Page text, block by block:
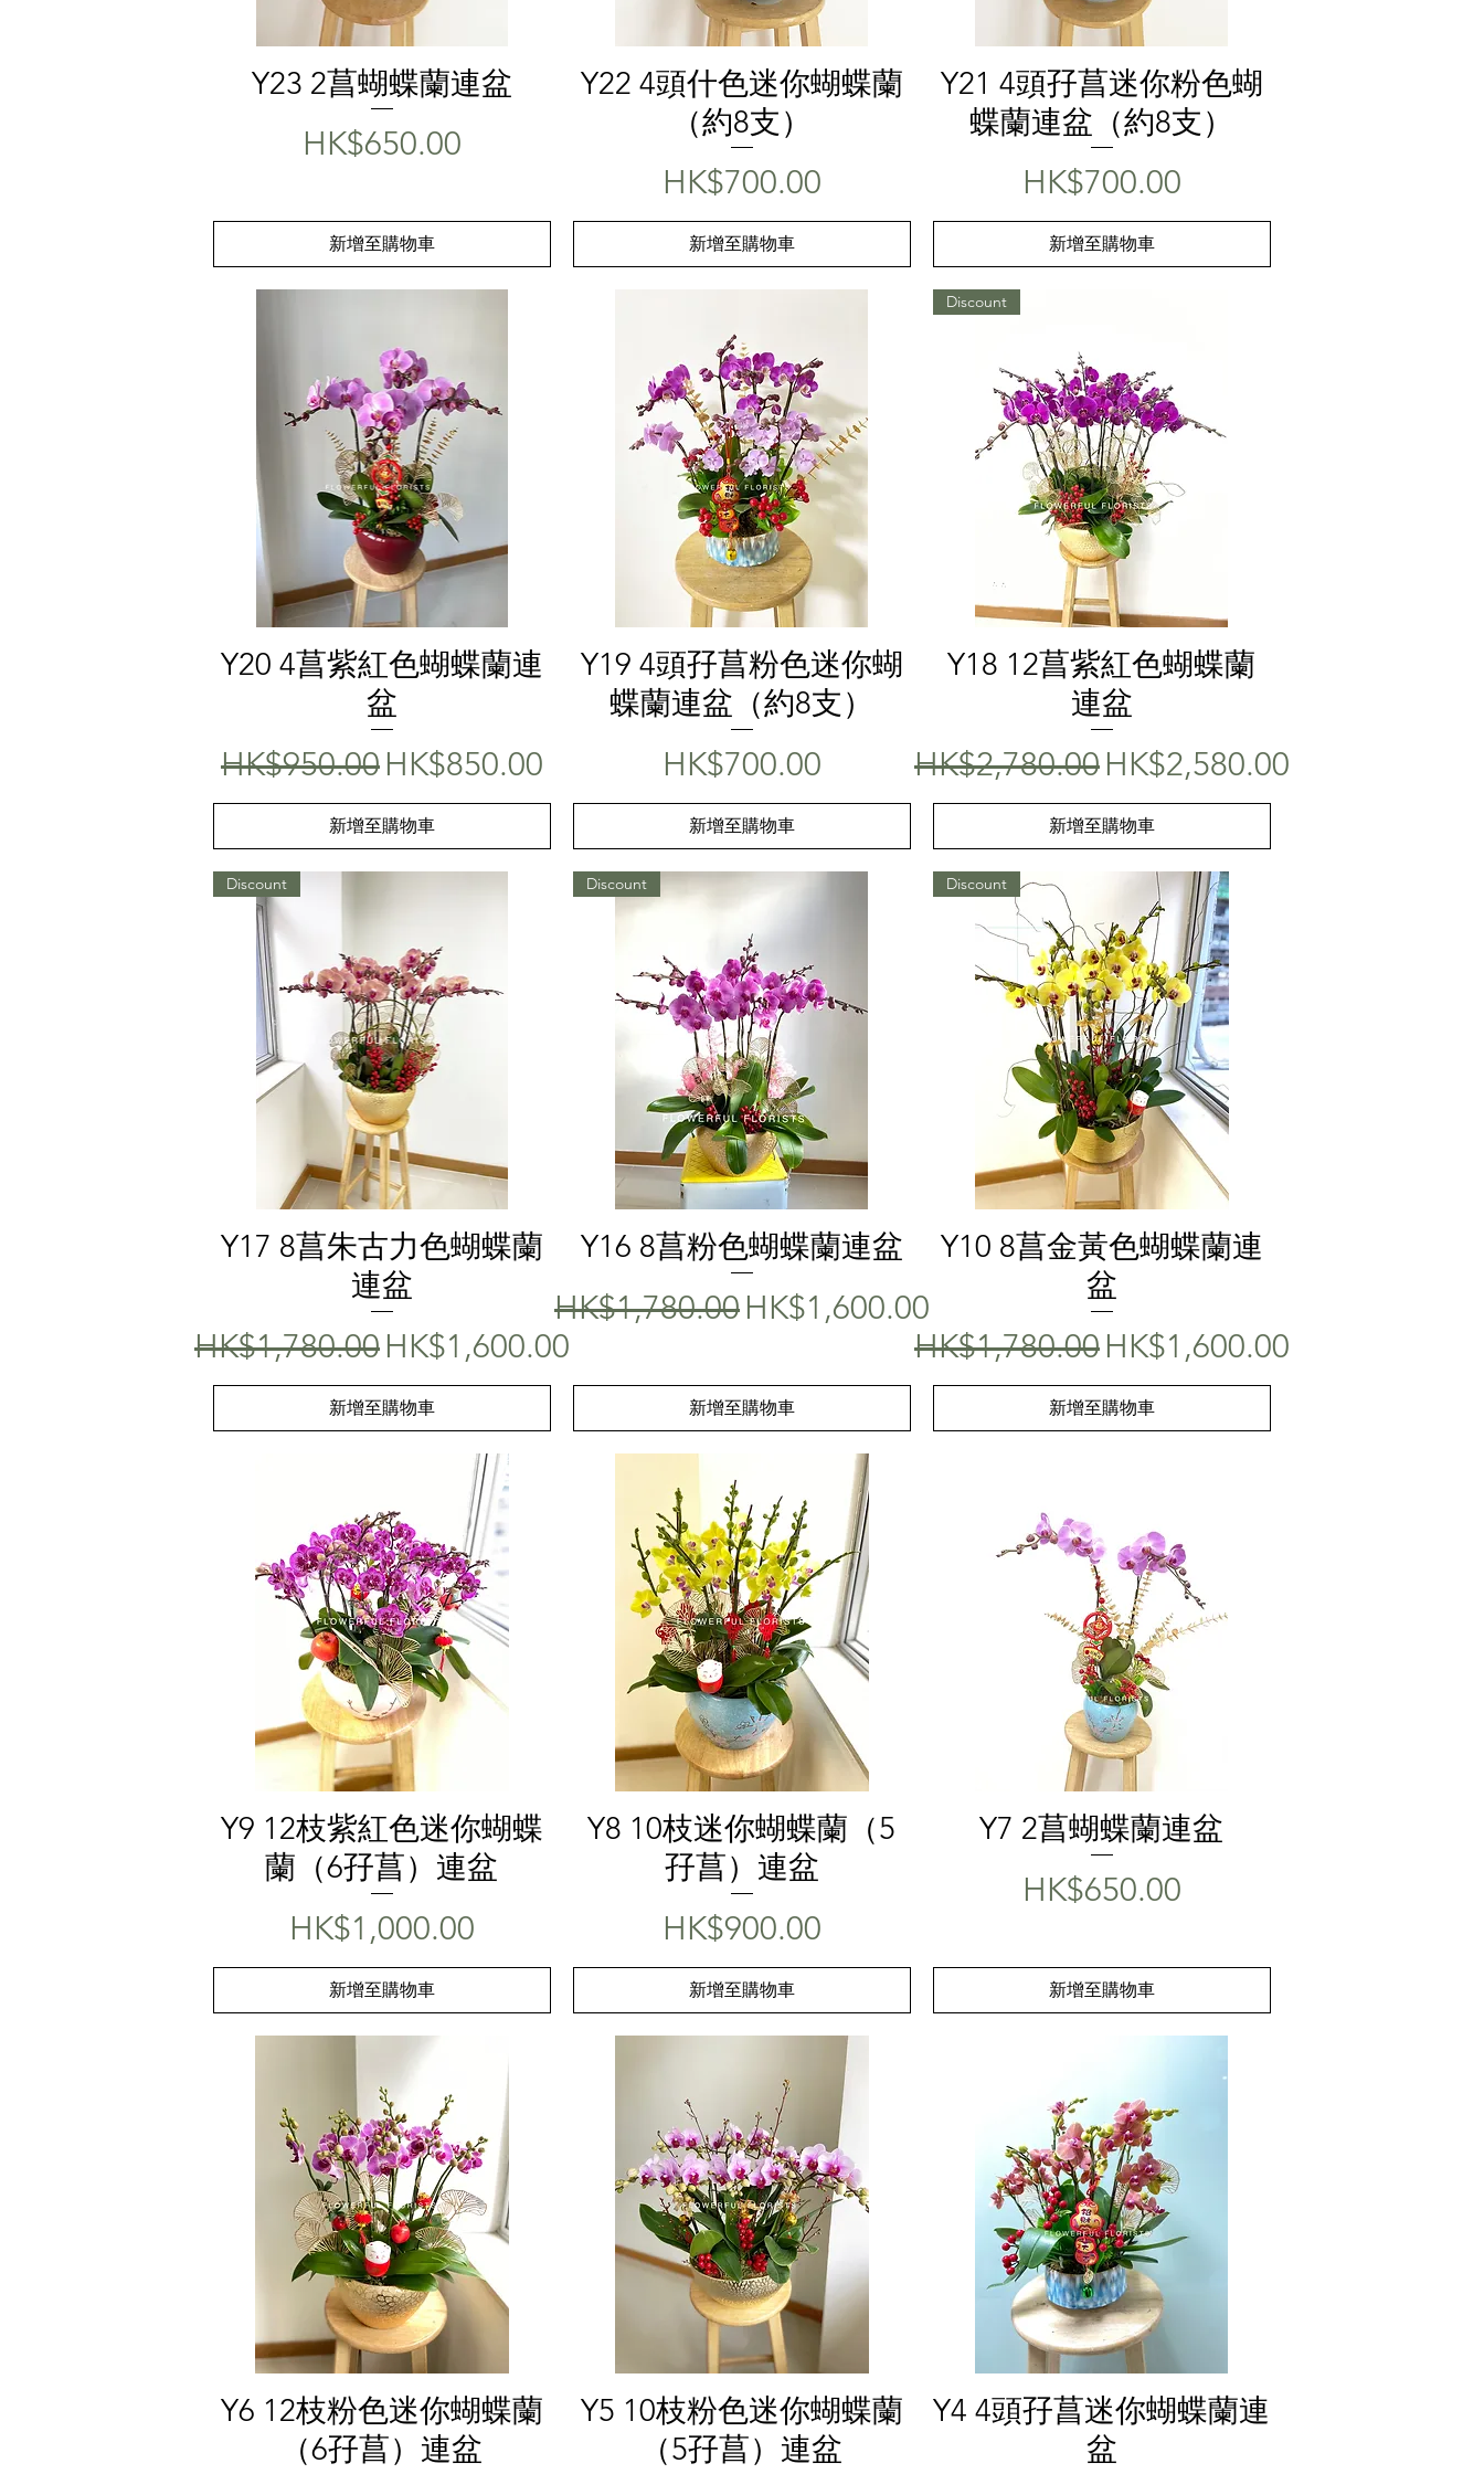
快速瀏覽
Y23 2菖蝴蝶蘭連盆
價格
HK$650.00
新增至購物車
快速瀏覽
Y22 4頭什色迷你蝴蝶蘭
（約8支）
價格
HK$700.00
新增至購物車
快速瀏覽
Y21 4頭孖菖迷你粉色蝴
蝶蘭連盆（約8支）
價格
HK$700.00
新增至購物車
快速瀏覽
Y20 4菖紫紅色蝴蝶蘭連
盆
一般價格
HK$950.00促銷價格
HK$850.00
新增至購物車
快速瀏覽
Y19 4頭孖菖粉色迷你蝴
蝶蘭連盆（約8支）
價格
HK$700.00
新增至購物車
快速瀏覽
Discount
Y18 12菖紫紅色蝴蝶蘭
連盆
一般價格
HK$2,780.00促銷價格
HK$2,580.00
新增至購物車
快速瀏覽
Discount
Y17 8菖朱古力色蝴蝶蘭
連盆
一般價格
HK$1,780.00促銷價格
HK$1,600.00
新增至購物車
快速瀏覽
Discount
Y16 8菖粉色蝴蝶蘭連盆
一般價格
HK$1,780.00促銷價格
HK$1,600.00
新增至購物車
快速瀏覽
Discount
Y10 8菖金黃色蝴蝶蘭連
盆
一般價格
HK$1,780.00促銷價格
HK$1,600.00
新增至購物車
快速瀏覽
Y9 12枝紫紅色迷你蝴蝶
蘭（6孖菖）連盆
價格
HK$1,000.00
新增至購物車
快速瀏覽
Y8 10枝迷你蝴蝶蘭（5
孖菖）連盆
價格
HK$900.00
新增至購物車
快速瀏覽
Y7 2菖蝴蝶蘭連盆
價格
HK$650.00
新增至購物車
快速瀏覽
Y6 12枝粉色迷你蝴蝶蘭
（6孖菖）連盆
快速瀏覽
Y5 10枝粉色迷你蝴蝶蘭
（5孖菖）連盆
快速瀏覽
Y4 4頭孖菖迷你蝴蝶蘭連
盆